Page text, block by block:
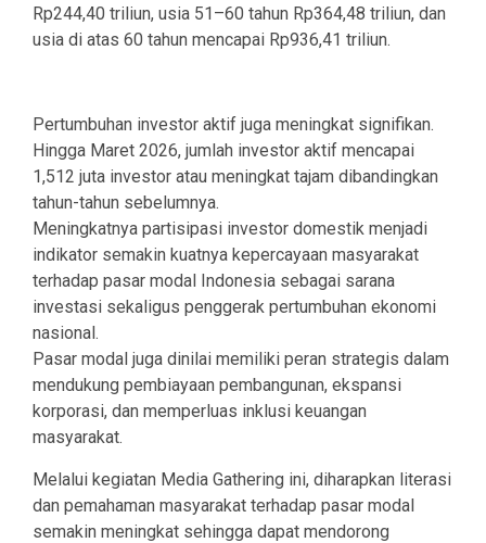
Rp244,40 triliun, usia 51–60 tahun Rp364,48 triliun, dan
usia di atas 60 tahun mencapai Rp936,41 triliun.
Pertumbuhan investor aktif juga meningkat signifikan.
Hingga Maret 2026, jumlah investor aktif mencapai
1,512 juta investor atau meningkat tajam dibandingkan
tahun-tahun sebelumnya.
Meningkatnya partisipasi investor domestik menjadi
indikator semakin kuatnya kepercayaan masyarakat
terhadap pasar modal Indonesia sebagai sarana
investasi sekaligus penggerak pertumbuhan ekonomi
nasional.
Pasar modal juga dinilai memiliki peran strategis dalam
mendukung pembiayaan pembangunan, ekspansi
korporasi, dan memperluas inklusi keuangan
masyarakat.
Melalui kegiatan Media Gathering ini, diharapkan literasi
dan pemahaman masyarakat terhadap pasar modal
semakin meningkat sehingga dapat mendorong